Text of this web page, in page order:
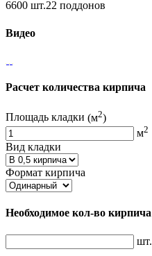
6600 шт.22 поддонов
Видео
Расчет количества кирпича
Площадь кладки (м2)
м2
Вид кладки
Формат кирпича
Необходимое кол-во кирпича
шт.